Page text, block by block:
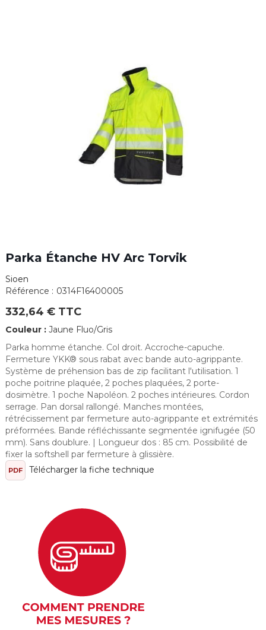
Parka Étanche HV Arc Torvik
Sioen
Référence : 0314F16400005
332,64 € TTC
Couleur : Jaune Fluo/Gris
Parka homme étanche. Col droit. Accroche-capuche.
Fermeture YKK® sous rabat avec bande auto-agrippante.
Système de préhension bas de zip facilitant l'utilisation. 1
poche poitrine plaquée, 2 poches plaquées, 2 porte-
dosimètre. 1 poche Napoléon. 2 poches intérieures. Cordon
serrage. Pan dorsal rallongé. Manches montées,
rétrécissement par fermeture auto-agrippante et extrémités
préformées. Bande réfléchissante segmentée ignifugée (50
mm). Sans doublure. | Longueur dos : 85 cm. Possibilité de
fixer la softshell par fermeture à glissière.
PDF Télécharger la fiche technique